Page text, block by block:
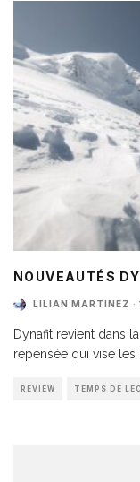
NOUVEAUTÉS
LILIAN MARTINEZ ·
Dynafit revient dans
repensée qui vise
REVIEW TEMPS DE